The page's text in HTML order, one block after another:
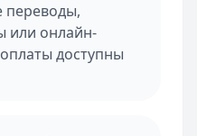
переводы,
или онлайн-
доступны